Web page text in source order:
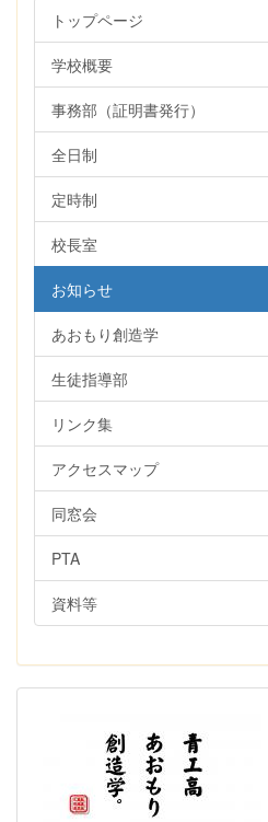
トップページ
学校概要
事務部（証明書発行）
全日制
定時制
校長室
お知らせ
あおもり創造学
生徒指導部
リンク集
アクセスマップ
同窓会
PTA
資料等